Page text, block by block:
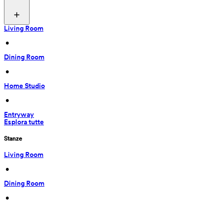
Living Room
•
Dining Room
•
Home Studio
•
Entryway
Esplora tutte
Stanze
Living Room
•
Dining Room
•